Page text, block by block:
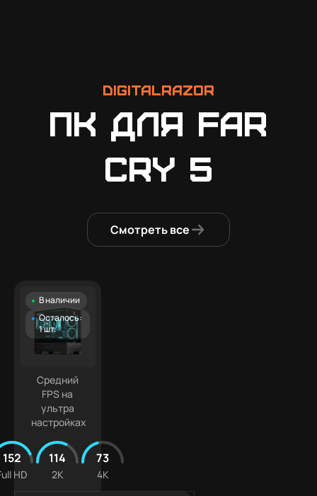
DigitalRazor
ПК для Far
Cry 5
Смотреть все
В наличии
Осталось:
1 шт.
Средний
FPS на
ультра
настройках
152
HD
114
2K
73
4K